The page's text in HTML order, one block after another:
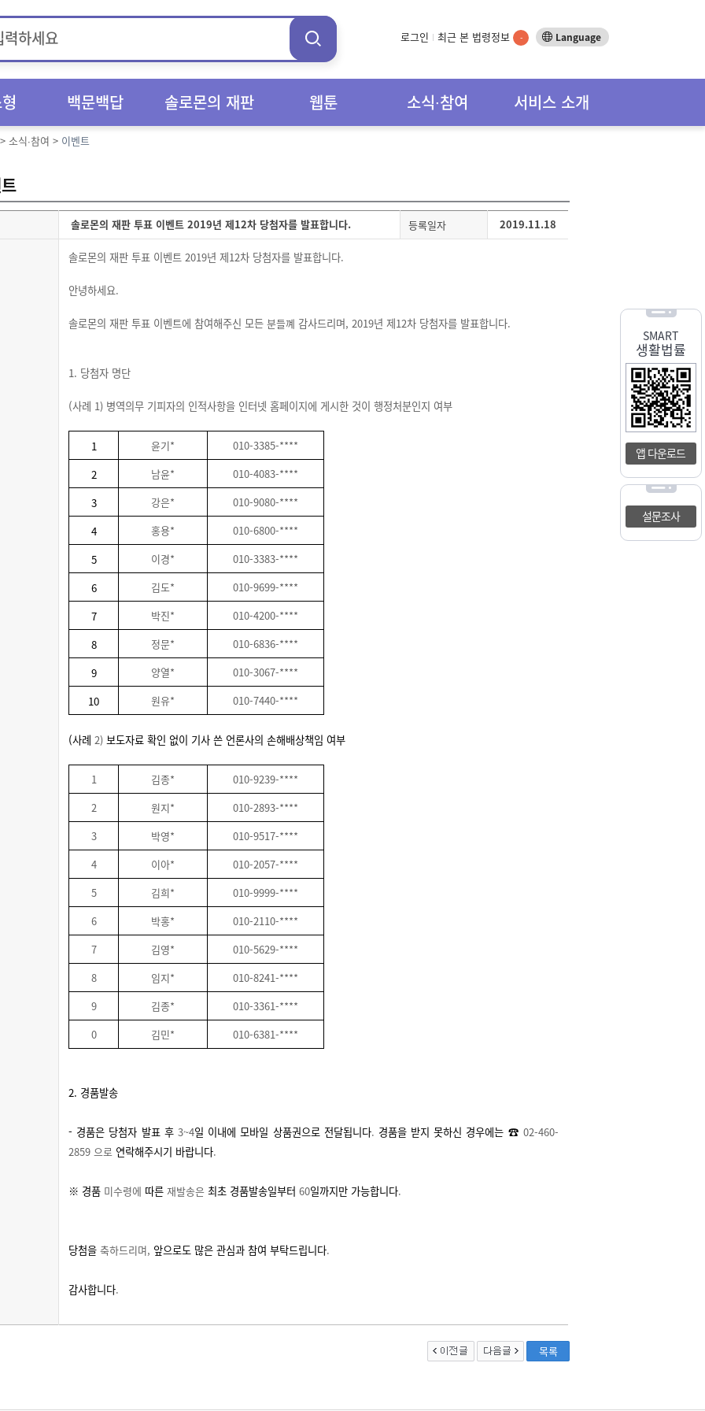
로그인 최근 본 법령정보 - Language
백문백답 솔로몬의 재판 웹툰 소식∙참여 서비스 소개
SMART
생활법률
앱 다운로드
설문조사
소식∙참여 > 이벤트
솔로몬의 재판 투표 이벤트 2019년 제12차 당첨자를 발표합니다. 등록일자 2019.11.18
솔로몬의 재판 투표 이벤트 2019년 제12차 당첨자를 발표합니다.
안녕하세요.
솔로몬의 재판 투표 이벤트에 참여해주신 모든 분들꼐 감사드리며, 2019년 제12차 당첨자를 발표합니다.
1. 당첨자 명단
(사례 1) 병역의무 기피자의 인적사항을 인터넷 홈페이지에 게시한 것이 행정처분인지 여부
1 윤기*
010-3385-****
2
남윤*
010-4083-****
3
강은*
010-9080-****
4
홍용*
010-6800-****
5
이경*
010-3383-****
6
김도*
010-9699-****
7
박진*
010-4200-****
8
정문*
010-6836-****
9
양열*
010-3067-****
10
원유* 010-7440-****
(사례 2) 보도자료 확인 없이 기사 쓴 언론사의 손해배상책임 여부
1 김종*
010-9239-****
2
원지*
010-2893-****
3
박영*
010-9517-****
4
이아*
010-2057-****
5
김희*
010-9999-****
6
박홍*
010-2110-****
7
김영*
010-5629-****
8
임지*
010-8241-****
9
김종*
010-3361-****
0
김민* 010-6381-****
2. 경품발송
- 경품은 당첨자 발표 후3~4일 이내에 모바일 상품권으로 전달됩니다. 경품을 받지 못하신 경우에는 ☎ 02-460-
2859 으로 연락해주시기 바랍니다.
※ 경품 미수령에 따른 재발송은 최초 경품발송일부터 60일까지만 가능합니다.
당첨을 축하드리며, 앞으로도 많은 관심과 참여 부탁드립니다.
감사합니다.
목록